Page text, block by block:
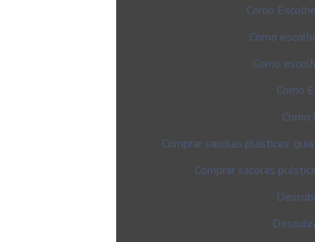
Como
Como
Como
Como
Como
Comprar sacolas plásticas:
Comprar sacolas